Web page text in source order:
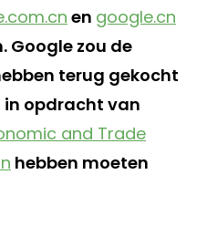
en google.cn
Google zou de
terug gekocht
in opdracht van
and Trade
hebben moeten